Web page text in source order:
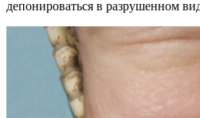
депонироваться в разрушенном